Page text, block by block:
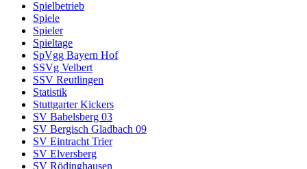
Spielbetrieb
Spiele
Spieler
Spieltage
SpVgg Bayern Hof
SSVg Velbert
SSV Reutlingen
Statistik
Stuttgarter Kickers
SV Babelsberg 03
SV Bergisch Gladbach 09
SV Eintracht Trier
SV Elversberg
SV Rödinghausen